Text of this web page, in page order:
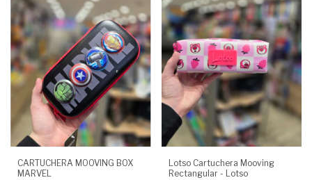
CARTUCHERA MOOVING BOX
MARVEL
Lotso Cartuchera Mooving
Rectangular - Lotso